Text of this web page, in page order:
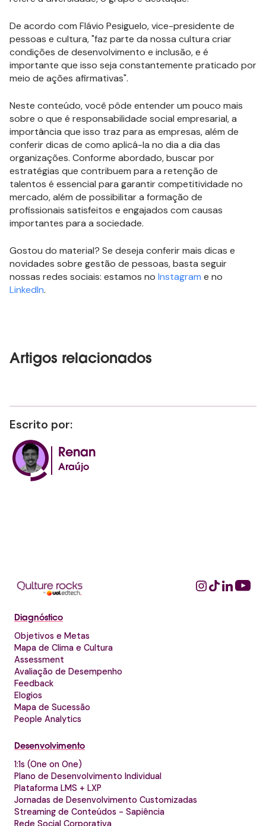
De acordo com Flávio Pesiguelo, vice-presidente de
pessoas e cultura, "faz parte da nossa cultura criar
condições de desenvolvimento e inclusão, e é
importante que isso seja constantemente praticado por
meio de ações afirmativas".
Neste conteúdo, você pôde entender um pouco mais
sobre o que é responsabilidade social empresarial, a
importância que isso traz para as empresas, além de
conferir dicas de como aplicá-la no dia a dia das
organizações. Conforme abordado, buscar por
estratégias que contribuem para a retenção de
talentos é essencial para garantir competitividade no
mercado, além de possibilitar a formação de
profissionais satisfeitos e engajados com causas
importantes para a sociedade.
Gostou do material? Se deseja conferir mais dicas e
novidades sobre gestão de pessoas, basta seguir
nossas redes sociais: estamos no Instagram e no
LinkedIn.
Artigos relacionados
Escrito por:
Renan
Araújo
Diagnóstico
Objetivos e Metas
Mapa de Clima e Cultura
Assessment
Avaliação de Desempenho
Feedback
Elogios
Mapa de Sucessão
People Analytics
Desenvolvimento
1:1s (One on One)
Plano de Desenvolvimento Individual
Plataforma LMS + LXP
Jornadas de Desenvolvimento Customizadas
Streaming de Conteúdos - Sapiência